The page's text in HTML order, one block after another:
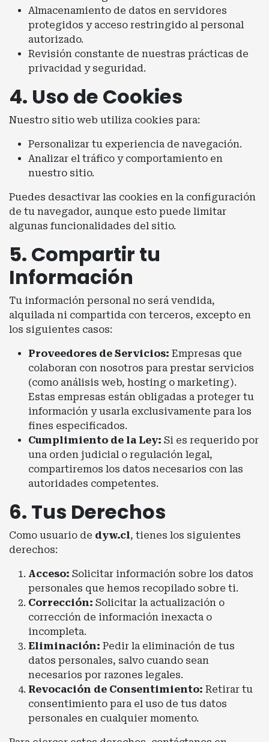
Almacenamiento de datos en servidores
protegidos y acceso restringido al personal
autorizado.
Revisión constante de nuestras prácticas de
privacidad y seguridad.
4. Uso de Cookies
Nuestro sitio web utiliza cookies para:
Personalizar tu experiencia de navegación.
Analizar el tráfico y comportamiento en
nuestro sitio.
Puedes desactivar las cookies en la configuración
de tu navegador, aunque esto puede limitar
algunas funcionalidades del sitio.
5. Compartir tu
Información
Tu información personal no será vendida,
alquilada ni compartida con terceros, excepto en
los siguientes casos:
Proveedores de Servicios: Empresas que
colaboran con nosotros para prestar servicios
(como análisis web, hosting o marketing).
Estas empresas están obligadas a proteger tu
información y usarla exclusivamente para los
fines especificados.
Cumplimiento de la Ley: Si es requerido por
una orden judicial o regulación legal,
compartiremos los datos necesarios con las
autoridades competentes.
6. Tus Derechos
Como usuario de dyw.cl, tienes los siguientes
derechos:
Acceso: Solicitar información sobre los datos
personales que hemos recopilado sobre ti.
Corrección: Solicitar la actualización o
corrección de información inexacta o
incompleta.
Eliminación: Pedir la eliminación de tus
datos personales, salvo cuando sean
necesarios por razones legales.
Revocación de Consentimiento: Retirar tu
consentimiento para el uso de tus datos
personales en cualquier momento.